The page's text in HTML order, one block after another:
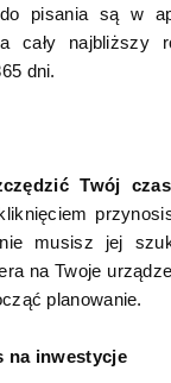
pisania są w
cały najbliższy
dni.
Twój czas
musisz jej
na Twoje
planowanie.
na inwestycje